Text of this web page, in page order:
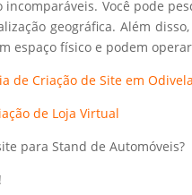
incomparáveis. Você pode
geográfica. Além
espaço físico e podem
de Criação de Site em
de Loja Virtual
para Stand de Automóveis?